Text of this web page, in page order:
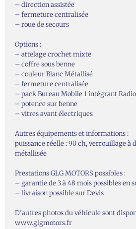
– direction assistée
– fermeture centralisée
– roue de secours
Options :
– attelage crochet mixte
– coffre sous benne
– couleur Blanc Métallisé
– fermeture centralisée
– pack Bureau Mobile 1 intégrant
– potence sur benne
– vitres avant électriques
Autres équipements et informations :
puissance réelle : 90 ch, verrouillage à
métallisée
Prestations GLG MOTORS possibles :
– garantie de 3 à 48 mois possibles en
– livraison possible sur Devis
D’autres photos du véhicule sont
www.glgmotors.fr